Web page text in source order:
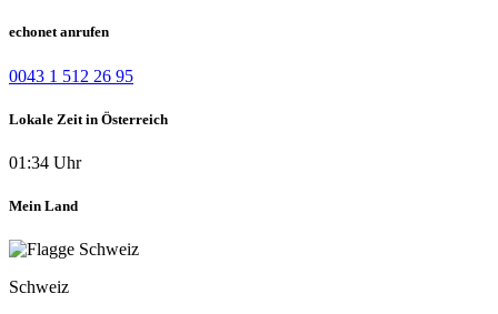
echonet anrufen
0043 1 512 26 95
Lokale Zeit in Österreich
01:34 Uhr
Mein Land
Schweiz